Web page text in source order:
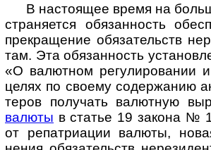
В настоящее время на
стра­ня­ется обя­зан­ность
прекра­щение обяза­тельств
там. Эта обя­зан­ность
«О валют­ном регули­рова­нии
целях по сво­ему содер­жанию
теров полу­чать валют­ную
валюты в ста­тье 19 закона №
от репат­риа­ции валюты,